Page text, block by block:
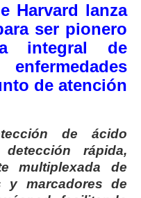
Harvard lanza
ser pionero
integral de
de atención
de ácido
rápida,
multiplexada de
y marcadores de